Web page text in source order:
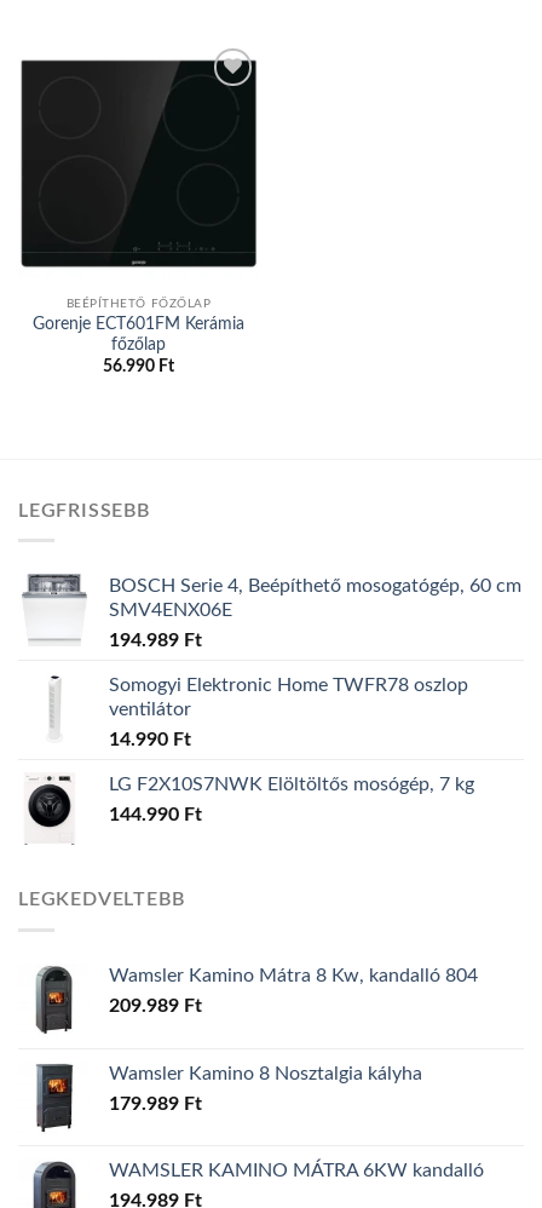
BEÉPÍTHETŐ FŐZŐLAP
Gorenje ECT601FM Kerámia
főzőlap
56.990 Ft
LEGFRISSEBB
BOSCH Serie 4, Beépíthető mosogatógép, 60 cm
SMV4ENX06E
194.989 Ft
Somogyi Elektronic Home TWFR78 oszlop
ventilátor
14.990 Ft
LG F2X10S7NWK Elöltöltős mosógép, 7 kg
144.990 Ft
LEGKEDVELTEBB
Wamsler Kamino Mátra 8 Kw, kandalló 804
209.989 Ft
Wamsler Kamino 8 Nosztalgia kályha
179.989 Ft
WAMSLER KAMINO MÁTRA 6KW kandalló
194.989 Ft